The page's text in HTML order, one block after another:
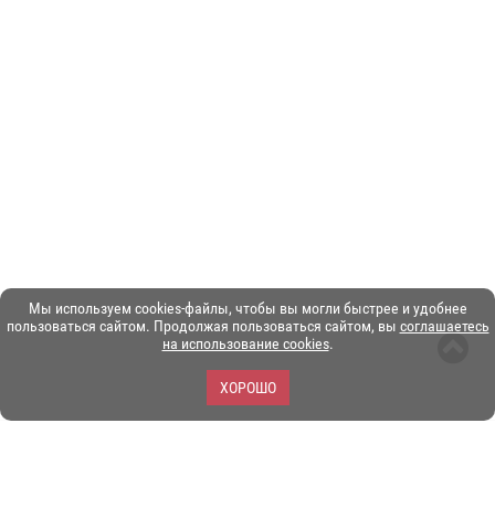
Мы используем cookies-файлы, чтобы вы могли быстрее и удобнее
пользоваться сайтом. Продолжая пользоваться сайтом, вы соглашаетесь
на использование cookies.
ХОРОШО